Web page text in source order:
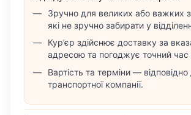
Зручно для великих або важких
які не зручно забирати у
Кур’єр здійснює доставку за
адресою та погоджує точний час
Вартість та терміни —
транспортної компанії.